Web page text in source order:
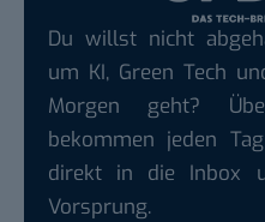
Du willst nicht
um KI, Green Tech
Morgen geht?
bekommen jeden
direkt in die Inbox
Vorsprung.